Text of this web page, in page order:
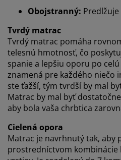
Obojstranný:
Tvrdý matrac
Tvrdý matrac pomáha
telesnú hmotnosť, čo
spanie a lepšiu oporu po
znamená pre každého niečo
ste ťažší, tým tvrdší by mal
Matrac by mal byť
aby bola vaša chrbtica
Cielená opora
Matrac je navrhnutý tak, aby
prostredníctvom kombinácie
V JYSKu používame súbory
identifikátory, aby sme vám
skúsenosť počas návštevy našej
Súbory cookie zhromažďujú
zabezpečiť funkčnosť, štatistiky
Po prijatí marketingových
zdieľať vaše údaje o prehliadaní
partnermi (napr. Google, Meta a
prispôsobených a statických
môžete prečítať v časti „Upraviť“
odvolať kliknutím na ikonu
na tlačidlo „Prijať všetko“
účelmi. Prečítajte si viac o našom
spracovaní osobných údajov
a